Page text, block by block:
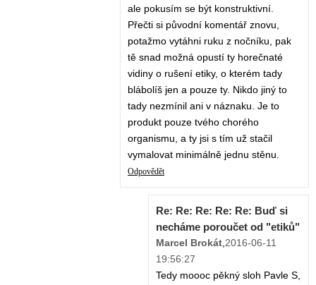
ale pokusím se být konstruktivní.
Přečti si původní komentář znovu,
potažmo vytáhni ruku z nočníku, pak
tě snad možná opustí ty horečnaté
vidiny o rušení etiky, o kterém tady
blábolíš jen a pouze ty. Nikdo jiný to
tady nezmínil ani v náznaku. Je to
produkt pouze tvého chorého
organismu, a ty jsi s tím už stačil
vymalovat minimálně jednu stěnu.
Odpovědět
Re: Re: Re: Re: Re: Buď si
necháme poroučet od "etiků"
Marcel Brokát,2016-06-11
19:56:27
Tedy moooc pěkný sloh Pavle S,